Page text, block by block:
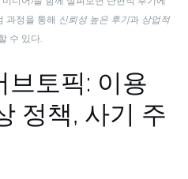
과정을 통해 신뢰성 높은 후기과 상업적
수 있다.
브토픽: 이용
정책, 사기 주